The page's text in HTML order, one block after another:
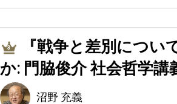
3
『戦争と差別につ
か: 門脇俊介 社会哲学講
沼野 充義